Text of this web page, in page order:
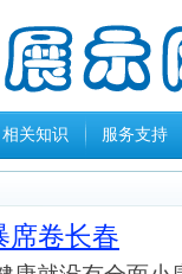
相关知识 服务支持
席卷长春